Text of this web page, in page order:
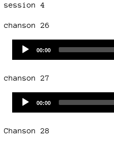
session 4
chanson 26
Current
00:00
chanson 27
Current
00:00
Chanson 28